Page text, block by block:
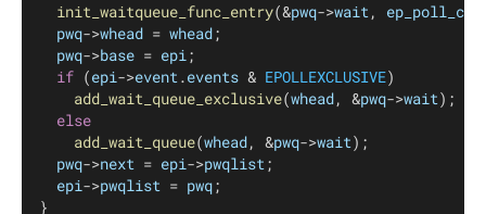
init_waitqueue_func_entry(&pwq->wait,
pwq->whead = whead;
pwq->base = epi;
if (epi->event.events & EPOLLEXCLUSIVE)
add_wait_queue_exclusive(whead, &pwq->wait);
else
add_wait_queue(whead, &pwq->wait);
pwq->next = epi->pwqlist;
epi->pwqlist = pwq;
}